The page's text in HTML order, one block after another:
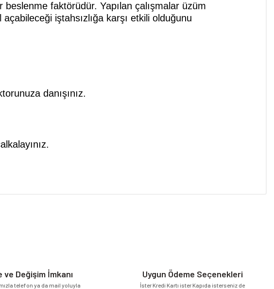
faktörüdür. Yapılan çalışmalar üzüm
iştahsızlığa karşı etkili olduğunu
danışınız.
ve Değişim İmkanı
telefon ya da mail yoluyla
Uygun Ödeme Seçenekleri
İster Kredi Kartı ister Kapıda isterseniz de